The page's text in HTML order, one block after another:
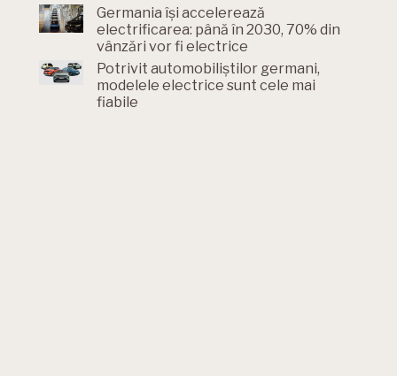
Germania își accelerează
electrificarea: până în 2030, 70% din
vânzări vor fi electrice
Potrivit automobiliștilor germani,
modelele electrice sunt cele mai
fiabile